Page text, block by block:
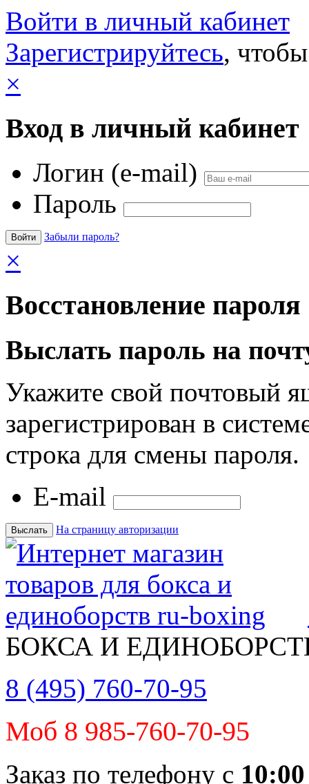
Войти в личный кабинет
Зарегистрируйтесь,
×
Вход в личный кабинет
Логин (e-mail)
Пароль
Забыли пароль?
×
Восстановление пароля
Выслать пароль на
Укажите свой почтовый
зарегистрирован в
строка для смены пароля.
E-mail
На страницу авторизации
БОКСА И
8 (495) 760-70-95
Моб 8 985-760-70-95
Заказ по телефону с 10:00